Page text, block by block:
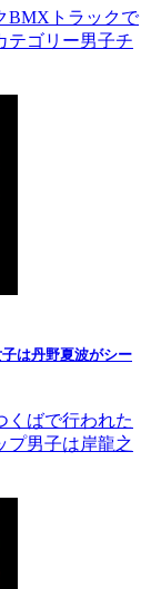
BMXトラックで
テゴリー男子チ
は丹野夏波がシー
くばで行われた
プ男子は岸龍之